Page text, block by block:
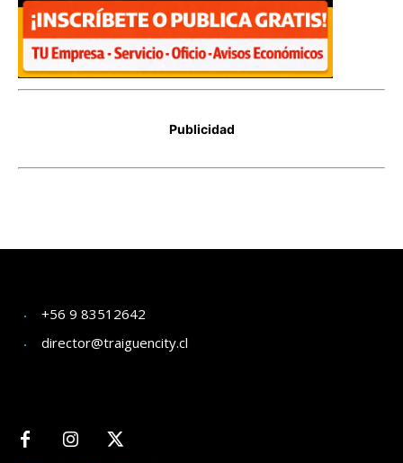
+56 9 83512642
director@traiguencity.cl